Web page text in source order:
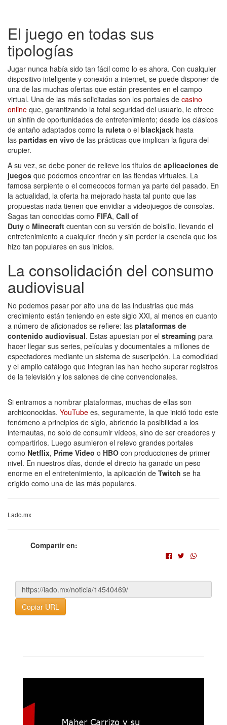
El juego en todas sus
tipologías
Jugar nunca había sido tan fácil como lo es ahora. Con cualquier
dispositivo inteligente y conexión a internet, se puede disponer de
una de las muchas ofertas que están presentes en el campo
virtual. Una de las más solicitadas son los portales de casino
online que, garantizando la total seguridad del usuario, le ofrece
un sinfín de oportunidades de entretenimiento; desde los clásicos
de antaño adaptados como la ruleta o el blackjack hasta
las partidas en vivo de las prácticas que implican la figura del
crupier.
A su vez, se debe poner de relieve los títulos de aplicaciones de
juegos que podemos encontrar en las tiendas virtuales. La
famosa serpiente o el comecocos forman ya parte del pasado. En
la actualidad, la oferta ha mejorado hasta tal punto que las
propuestas nada tienen que envidiar a videojuegos de consolas.
Sagas tan conocidas como FIFA, Call of
Duty o Minecraft cuentan con su versión de bolsillo, llevando el
entretenimiento a cualquier rincón y sin perder la esencia que los
hizo tan populares en sus inicios.
La consolidación del consumo
audiovisual
No podemos pasar por alto una de las industrias que más
crecimiento están teniendo en este siglo XXI, al menos en cuanto
a número de aficionados se refiere: las plataformas de
contenido audiovisual. Estas apuestan por el streaming para
hacer llegar sus series, películas y documentales a millones de
espectadores mediante un sistema de suscripción. La comodidad
y el amplio catálogo que integran las han hecho superar registros
de la televisión y los salones de cine convencionales.
Si entramos a nombrar plataformas, muchas de ellas son
archiconocidas. YouTube es, seguramente, la que inició todo este
fenómeno a principios de siglo, abriendo la posibilidad a los
internautas, no solo de consumir vídeos, sino de ser creadores y
compartirlos. Luego asumieron el relevo grandes portales
como Netflix, Prime Video o HBO con producciones de primer
nivel. En nuestros días, donde el directo ha ganado un peso
enorme en el entretenimiento, la aplicación de Twitch se ha
erigido como una de las más populares.
Lado.mx
Compartir en:
Copiar URL